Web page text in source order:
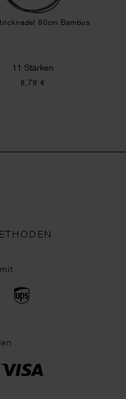
80cm Bambus
11 Stärken
8,79 €